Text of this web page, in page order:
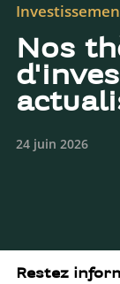
Nos
24 juin 2026
Restez